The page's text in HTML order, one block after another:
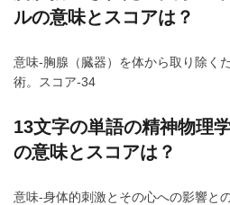
ルの意味とスコアは？
意味-胸腺（臓器）を体から取り除く
術。スコア-34
13文字の単語の精神物理
の意味とスコアは？
意味-身体的刺激とその心への影響と